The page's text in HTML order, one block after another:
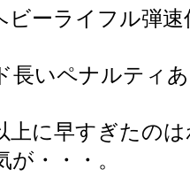
ビーライフル弾
長いペナルティ
上に早すぎたの
・・・­。